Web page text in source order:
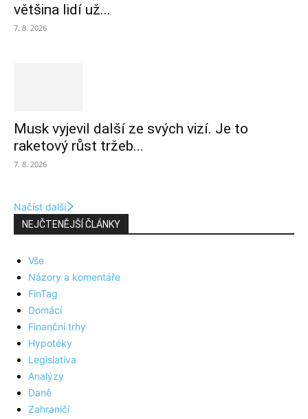
většina lidí už...
7. 8. 2026
Musk vyjevil další ze svých vizí. Je to
raketový růst tržeb...
7. 8. 2026
Načíst další
NEJČTENĚJŠÍ ČLÁNKY
Vše
Názory a komentáře
FinTag
Domácí
Finanční trhy
Hypotéky
Legislativa
Analýzy
Daně
Zahraničí